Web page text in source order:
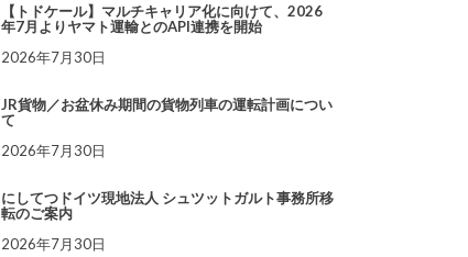
【トドケール】マルチキャリア化に向けて、2026
年7月よりヤマト運輸とのAPI連携を開始
2026年7月30日
JR貨物／お盆休み期間の貨物列車の運転計画につい
て
2026年7月30日
にしてつドイツ現地法人 シュツットガルト事務所移
転のご案内
2026年7月30日